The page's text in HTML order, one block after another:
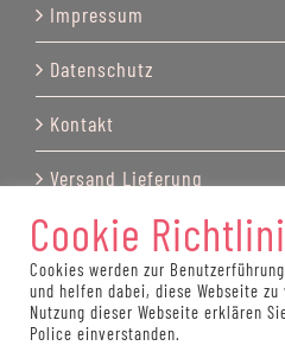
Impressum
Datenschutz
Kontakt
Versand Lieferung
© Copyright by Katrin
Cookie
Cookies werden zur
und helfen dabei, diese Webseite
Nutzung dieser Webseite erklären
Police einverstanden.